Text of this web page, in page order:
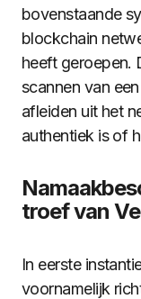
bovenstaande
blockchain
heeft geroepen.
scannen van
afleiden uit het
authentiek is of
troef van
In eerste
voornamelijk